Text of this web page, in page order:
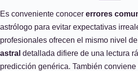
Es conveniente conocer errores
astrólogo para evitar expectativas
profesionales ofrecen el mismo nivel
astral detallada difiere de una lectura
predicción genérica. También